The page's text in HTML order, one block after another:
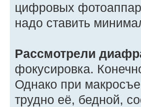
цифровых
надо ставить
Рассмотрели
фокусировка.
Однако при
трудно её, бедной,